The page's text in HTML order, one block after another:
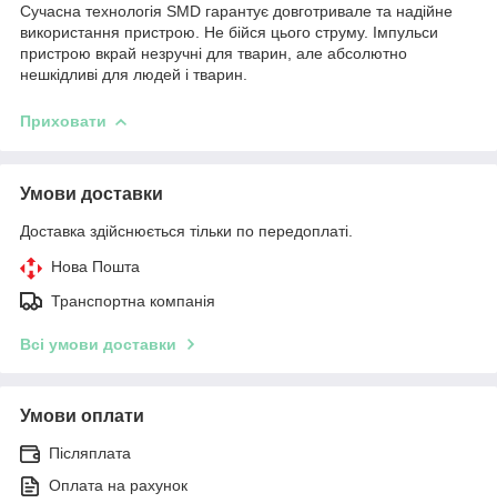
Сучасна технологія SMD гарантує довготривале та надійне
використання пристрою. Не бійся цього струму. Імпульси
пристрою вкрай незручні для тварин, але абсолютно
нешкідливі для людей і тварин.
Приховати
Умови доставки
Доставка здійснюється тільки по передоплаті.
Нова Пошта
Транспортна компанія
Всі умови доставки
Умови оплати
Післяплата
Оплата на рахунок